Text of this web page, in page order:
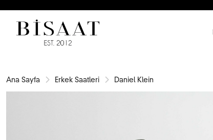
Ana Sayfa Erkek Saatleri Daniel Klein